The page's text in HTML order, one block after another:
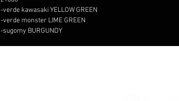
-verde kawasaki YELLOW GREEN
-verde monster LIME GREEN
-sugomy BURGUNDY